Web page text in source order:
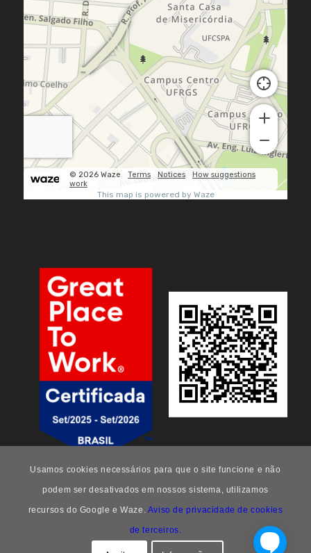
Usamos cookies necessários para que o site funcione e não
podem ser desativados em nossos sistema, utilizamos
recursos do Google e Waze. Aviso de privacidade de cookies
de terceiros.